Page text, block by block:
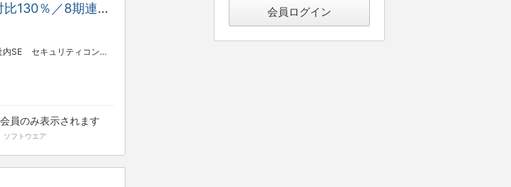
・オープン系）
130％／8期連続
内SE
セキュリティコンサルタント
員のみ表示されます
ソフトウエア
会員ログイン